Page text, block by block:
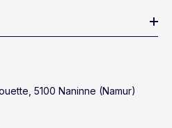
5100 Naninne (Namur)